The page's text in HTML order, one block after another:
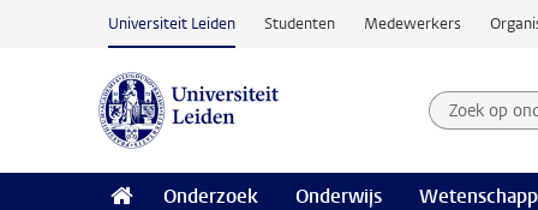
Ga naar hoofdinhoud
Universiteit Leiden Studenten Medewerkers
Zoek op
Zoekterm
Onderzoek Onderwijs